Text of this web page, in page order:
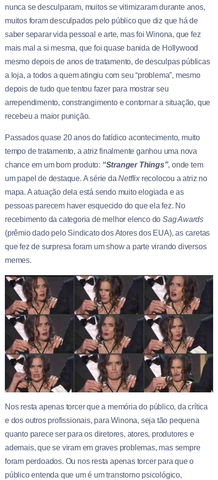
nunca se desculparam, muitos se vitimizaram durante anos,
muitos foram desculpados pelo público que diz que há de
saber separar vida pessoal e arte, mas foi Winona, que fez
mais mal a si mesma, que foi quase banida de Hollywood
mesmo depois de anos de tratamento, de desculpas públicas
a loja, a todos a quem atingiu com seu “problema”, mesmo
depois de tudo que tentou fazer para mostrar seu
arrependimento, constrangimento e contornar a situação, que
recebeu a maior punição.
Passados quase 20 anos do fatídico acontecimento, muito
tempo de tratamento, a atriz finalmente ganhou uma nova
chance em um bom produto: “Stranger Things”, onde tem
um papel de destaque. A série daNetflixrecolocou a atriz no
mapa. A atuação dela está sendo muito elogiada e as
pessoas parecem haver esquecido do que ela fez. No
recebimento da categoria de melhor elenco do Sag Awards
(prêmio dado pelo Sindicato dos Atores dos EUA), as caretas
que fez de surpresa foram um show a parte virando diversos
memes.
Nos resta apenas torcer que a memória do público, da crítica
e dos outros profissionais, para Winona, seja tão pequena
quanto parece ser para os diretores, atores, produtores e
ademais, que se viram em graves problemas, mas sempre
foram perdoados. Ou nos resta apenas torcer para que o
público entenda que um é um transtorno psicológico,